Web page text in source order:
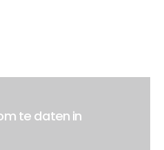
te daten in